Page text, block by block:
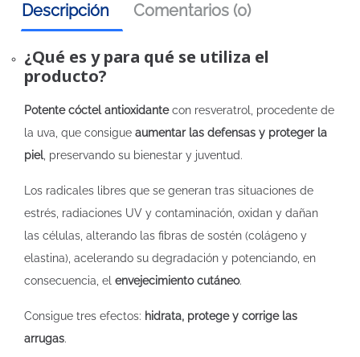
Descripción Comentarios (0)
¿Qué es y para qué se utiliza el
producto?
Potente cóctel antioxidantecon resveratrol, procedente de
la uva, que consigue aumentar las defensas y proteger la
piel, preservando su bienestar y juventud.
Los radicales libres que se generan tras situaciones de
estrés, radiaciones UV y contaminación, oxidan y dañan
las células, alterando las fibras de sostén (colágeno y
elastina), acelerando su degradación y potenciando, en
consecuencia, el envejecimiento cutáneo.
Consigue tres efectos: hidrata, protege y corrige las
arrugas.